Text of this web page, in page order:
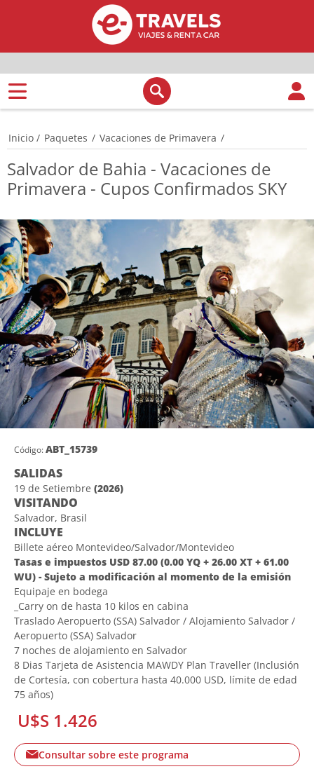
Inicio / Paquetes / Vacaciones de Primavera /
Salvador de Bahia - Vacaciones de
Primavera - Cupos Confirmados SKY
Código:ABT_15739
SALIDAS
19 de Setiembre (2026)
VISITANDO
Salvador, Brasil
INCLUYE
Billete aéreo Montevideo/Salvador/Montevideo
Tasas e impuestos USD 87.00 (0.00 YQ + 26.00 XT + 61.00
WU) - Sujeto a modificación al momento de la emisión
Equipaje en bodega
_Carry on de hasta 10 kilos en cabina
Traslado Aeropuerto (SSA) Salvador / Alojamiento Salvador /
Aeropuerto (SSA) Salvador
7 noches de alojamiento en Salvador
8 Dias Tarjeta de Asistencia MAWDY Plan Traveller (Inclusión
de Cortesía, con cobertura hasta 40.000 USD, límite de edad
75 años)
U$S 1.426
Consultar sobre este programa